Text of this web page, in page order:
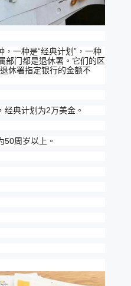
一种是“经典计划”，一种
部门都是退休署。它们的区
休署指定银行的金额不
典计划为2万美金。
50周岁以上。